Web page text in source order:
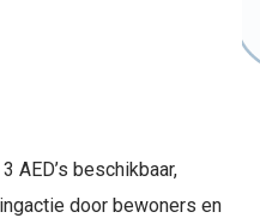
AED’s beschikbaar,
door bewoners en